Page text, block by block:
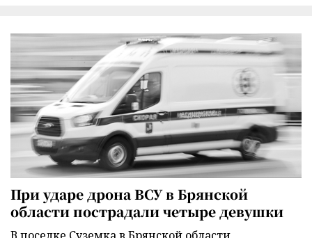
При ударе дрона ВСУ в Брянской
области пострадали четыре девушки
В поселке Суземка в Брянской области